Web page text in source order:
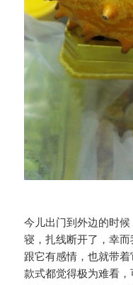
今儿出门到外边的时
寝，扎线断开了，幸
跟它有感情，也就带
款式都觉得极为难看